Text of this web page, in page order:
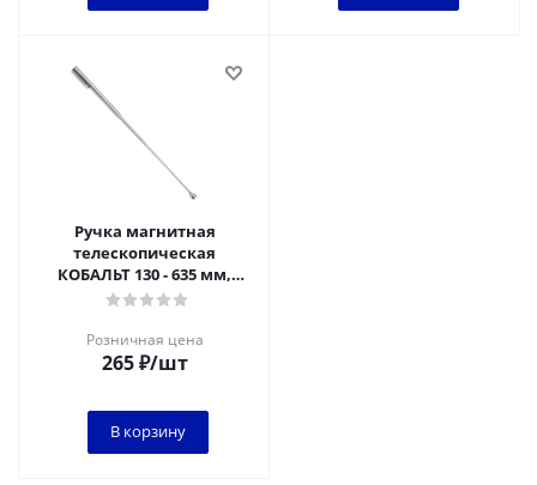
Ручка магнитная
телескопическая
КОБАЛЬТ 130 - 635 мм,
магнит до 1.6 кг (1 шт.)
Розничная цена
265₽/шт
В корзину